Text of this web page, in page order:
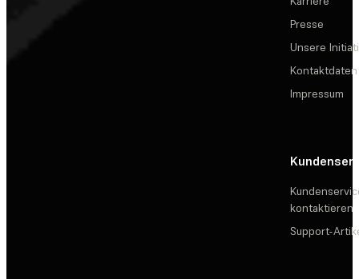
Presse
Unsere
Kontaktdaten
Impressum
kontaktieren
Support-